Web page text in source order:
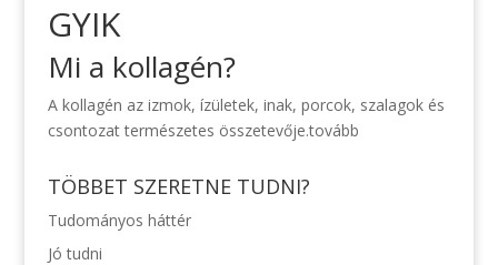
GYIK
Mi a kollagén?
A kollagén az izmok, ízületek, inak, porcok, szalagok és
csontozat természetes összetevője.tovább
TÖBBET SZERETNE TUDNI?
Tudományos háttér
Jó tudni